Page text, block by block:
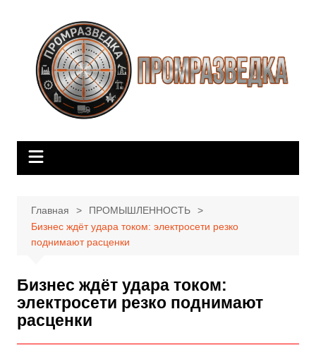
содержимому
Главная
ПРОМЫШЛЕННОСТЬ
Бизнес ждёт удара током: электросети резко
поднимают расценки
Бизнес ждёт удара током:
электросети резко поднимают
расценки